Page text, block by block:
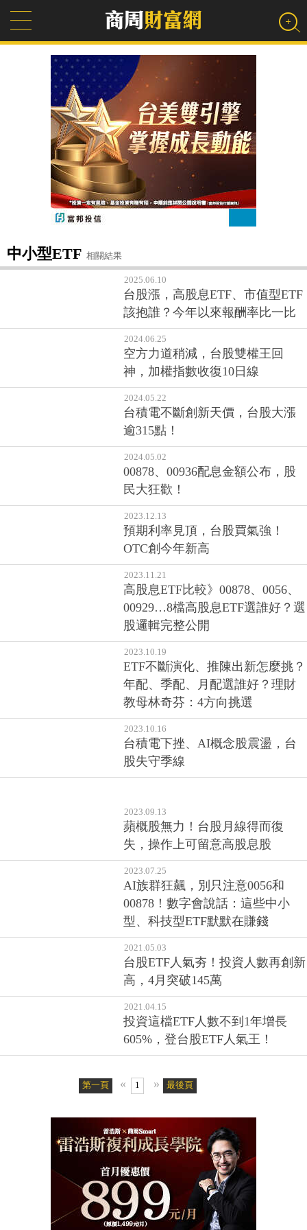
中小型ETF 相關結果
2025.06.10
台股漲，高股息ETF、市值型ETF
該抱誰？今年以來報酬率比一比
2024.06.25
空方力道稍減，台股雙權王回
神，加權指數收復10日線
2024.05.22
台積電不斷創新天價，台股大漲
逾315點！
2024.05.02
00878、00936配息金額公布，股
民大狂歡！
2023.12.13
預期利率見頂，台股買氣強！
OTC創今年新高
2023.11.21
高股息ETF比較》00878、0056、
00929…8檔高股息ETF選誰好？選
股邏輯完整公開
2023.10.19
ETF不斷演化、推陳出新怎麼挑？
年配、季配、月配選誰好？理財
教母林奇芬：4方向挑選
2023.10.16
台積電下挫、AI概念股震盪，台
股失守季線
2023.09.13
蘋概股無力！台股月線得而復
失，操作上可留意高股息股
2023.07.25
AI族群狂飆，別只注意0056和
00878！數字會說話：這些中小
型、科技型ETF默默在賺錢
2021.05.03
台股ETF人氣夯！投資人數再創新
高，4月突破145萬
2021.04.15
投資這檔ETF人數不到1年增長
605%，登台股ETF人氣王！
第一頁 « 1 » 最後頁